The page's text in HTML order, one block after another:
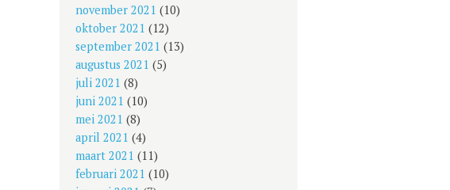
november 2021 (10)
oktober 2021 (12)
september 2021 (13)
augustus 2021 (5)
juli 2021 (8)
juni 2021 (10)
mei 2021 (8)
april 2021 (4)
maart 2021 (11)
februari 2021 (10)